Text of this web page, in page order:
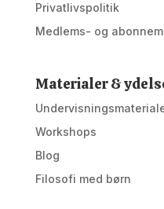
Privatlivspolitik
Medlems- og
Materialer &
Workshops
Blog
Filosofi med børn